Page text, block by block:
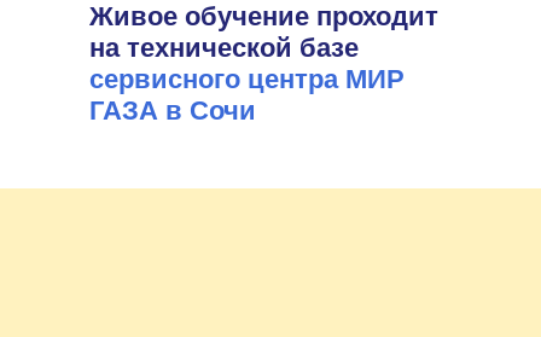
Живое обучение проходит
на технической базе
сервисного центра МИР
ГАЗА в Сочи